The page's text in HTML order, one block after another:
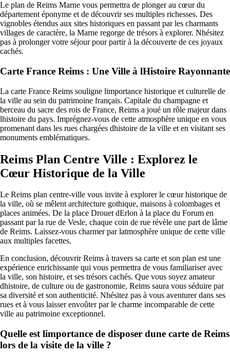
Le plan de Reims Marne vous permettra de plonger au cœur du
département éponyme et de découvrir ses multiples richesses. Des
vignobles étendus aux sites historiques en passant par les charmants
villages de caractère, la Marne regorge de trésors à explorer. Nhésitez
pas à prolonger votre séjour pour partir à la découverte de ces joyaux
cachés.
Carte France Reims : Une Ville à lHistoire Rayonnante
La carte France Reims souligne limportance historique et culturelle de
la ville au sein du patrimoine français. Capitale du champagne et
berceau du sacre des rois de France, Reims a joué un rôle majeur dans
lhistoire du pays. Imprégnez-vous de cette atmosphère unique en vous
promenant dans les rues chargées dhistoire de la ville et en visitant ses
monuments emblématiques.
Reims Plan Centre Ville : Explorez le
Cœur Historique de la Ville
Le Reims plan centre-ville vous invite à explorer le cœur historique de
la ville, où se mêlent architecture gothique, maisons à colombages et
places animées. De la place Drouet dErlon à la place du Forum en
passant par la rue de Vesle, chaque coin de rue révèle une part de lâme
de Reims. Laissez-vous charmer par latmosphère unique de cette ville
aux multiples facettes.
En conclusion, découvrir Reims à travers sa carte et son plan est une
expérience enrichissante qui vous permettra de vous familiariser avec
la ville, son histoire, et ses trésors cachés. Que vous soyez amateur
dhistoire, de culture ou de gastronomie, Reims saura vous séduire par
sa diversité et son authenticité. Nhésitez pas à vous aventurer dans ses
rues et à vous laisser envoûter par le charme incomparable de cette
ville au patrimoine exceptionnel.
Quelle est limportance de disposer dune carte de Reims
lors de la visite de la ville ?